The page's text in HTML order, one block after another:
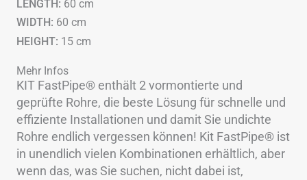
LENGTH: 60 cm
WIDTH: 60 cm
HEIGHT: 15 cm
Mehr Infos
KIT FastPipe® enthält 2 vormontierte und
geprüfte Rohre, die beste Lösung für schnelle und
effiziente Installationen und damit Sie undichte
Rohre endlich vergessen können! Kit FastPipe® ist
in unendlich vielen Kombinationen erhältlich, aber
wenn das, was Sie suchen, nicht dabei ist,